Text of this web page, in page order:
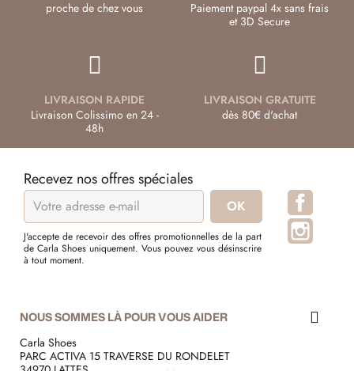
proche de chez vous
Paiement paypal 4x sans frais
et 3D Secure
LIVRAISON RAPIDE
Livraison Colissimo en 24 -
48h
LIVRAISON GRATUITE
dès 80€ d'achat
Recevez nos offres spéciales
J'accepte de recevoir des offres promotionnelles de la part
de Carla Shoes uniquement. Vous pouvez vous désinscrire
à tout moment.
NOUS SOMMES LÀ POUR VOUS AIDER
Carla Shoes
PARC ACTIVA 15 TRAVERSE DU RONDELET